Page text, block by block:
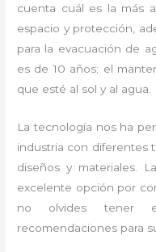
cuenta cuál es la más
espacio y protección,
para la evacuación de
es de 10 años; el
que esté al sol y al agua.
La tecnología nos ha
industria con diferentes
diseños y materiales.
excelente opción por
no olvides tener
recomendaciones para